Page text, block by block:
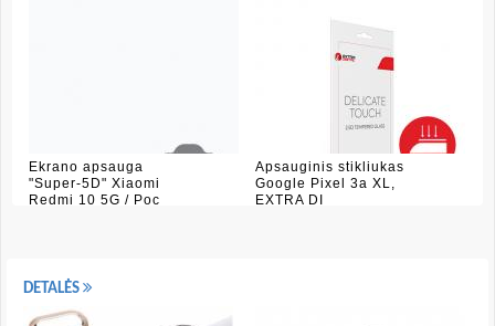
Ekrano apsauga
"Super-5D" Xiaomi
Redmi 10 5G / Poc
Apsauginis stikliukas
Google Pixel 3a XL,
EXTRA DI
DETALĖS